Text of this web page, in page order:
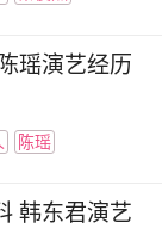
传奇剧《巨
高，怀揣民
设计师傅函
女主角孟扶
瑶演艺经历
陈瑶
韩东君演艺